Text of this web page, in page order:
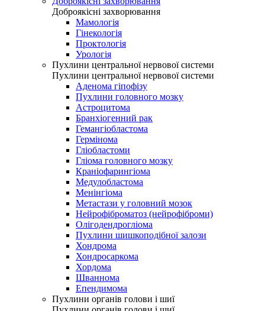
Доброякісні захворювання
Мамологія
Гінекологія
Проктологія
Урологія
Пухлини центральної нервової системи
Пухлини центральної нервової системи
Аденома гіпофізу
Пухлини головного мозку
Астроцитома
Бранхіогенний рак
Гемангіобластома
Гермінома
Гліобластоми
Гліома головного мозку
Краніофарингіома
Медулобластома
Менінгіома
Метастази у головний мозок
Нейрофіброматоз (нейрофіброми)
Олігодендрогліома
Пухлини шишкоподібної залози
Хондрома
Хондросаркома
Хордома
Шваннома
Епендимома
Пухлини органів голови і шиї